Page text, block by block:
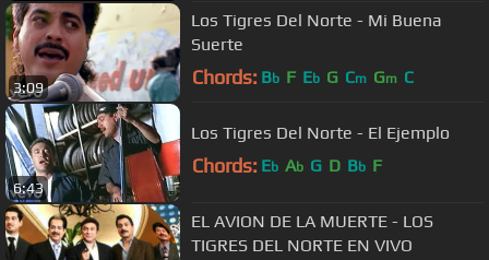
3:09
Los Tigres Del Norte - Mi Buena
Suerte
Chords: Bb F Eb G Cm Gm C
6:43
Los Tigres Del Norte - El Ejemplo
Chords: Eb Ab G D Bb F
EL AVION DE LA MUERTE - LOS
TIGRES DEL NORTE EN VIVO